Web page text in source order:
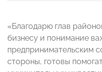
«Благодарю глав
бизнесу и понимание
предпринимательским
стороны, готовы